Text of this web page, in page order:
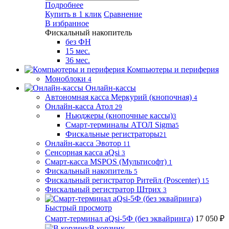
Подробнее
Купить в 1 клик Сравнение
В избранное
Фискальный накопитель
без ФН
15 мес.
36 мес.
Компьютеры и периферия
Моноблоки 4
Онлайн-кассы
Автономная касса Меркурий (кнопочная) 4
Онлайн-касса Атол 29
Ньюджеры (кнопочные кассы)3
Смарт-терминалы АТОЛ Sigma5
Фискальные регистраторы21
Онлайн-касса Эвотор 11
Сенсорная касса aQsi 3
Смарт-касса MSPOS (Мультисофт) 1
Фискальный накопитель 5
Фискальный регистратор Ритейл (Poscenter) 15
Фискальный регистратор Штрих 3
Быстрый просмотр
Смарт-терминал aQsi-5Ф (без эквайринга) 17 050 ₽